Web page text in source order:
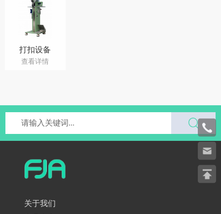
打扣设备
查看详情
关于我们